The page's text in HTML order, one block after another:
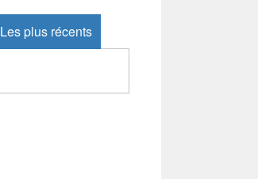
Les plus récents